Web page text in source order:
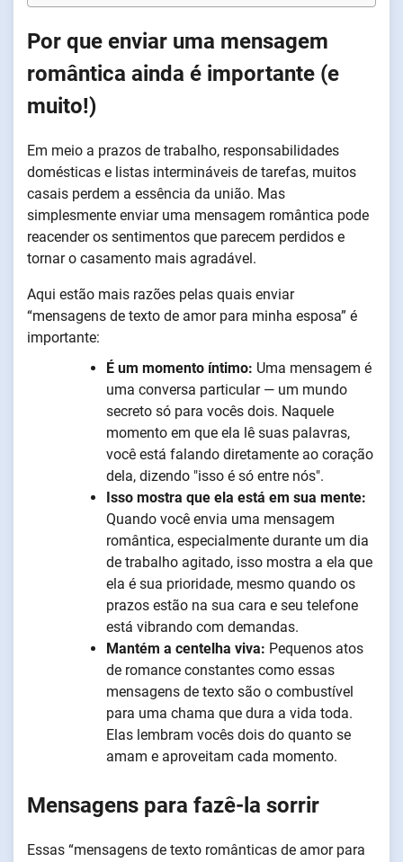
Por que enviar uma mensagem
romântica ainda é importante (e
muito!)
Em meio a prazos de trabalho, responsabilidades
domésticas e listas intermináveis de tarefas, muitos
casais perdem a essência da união. Mas
simplesmente enviar uma mensagem romântica pode
reacender os sentimentos que parecem perdidos e
tornar o casamento mais agradável.
Aqui estão mais razões pelas quais enviar
“mensagens de texto de amor para minha esposa” é
importante:
É um momento íntimo: Uma mensagem é
uma conversa particular — um mundo
secreto só para vocês dois. Naquele
momento em que ela lê suas palavras,
você está falando diretamente ao coração
dela, dizendo "isso é só entre nós".
Isso mostra que ela está em sua mente:
Quando você envia uma mensagem
romântica, especialmente durante um dia
de trabalho agitado, isso mostra a ela que
ela é sua prioridade, mesmo quando os
prazos estão na sua cara e seu telefone
está vibrando com demandas.
Mantém a centelha viva: Pequenos atos
de romance constantes como essas
mensagens de texto são o combustível
para uma chama que dura a vida toda.
Elas lembram vocês dois do quanto se
amam e aproveitam cada momento.
Mensagens para fazê-la sorrir
Essas “mensagens de texto românticas de amor para